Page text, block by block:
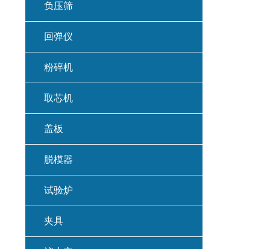
负压筛
回弹仪
粉碎机
取芯机
盖板
脱模器
试验炉
夹具